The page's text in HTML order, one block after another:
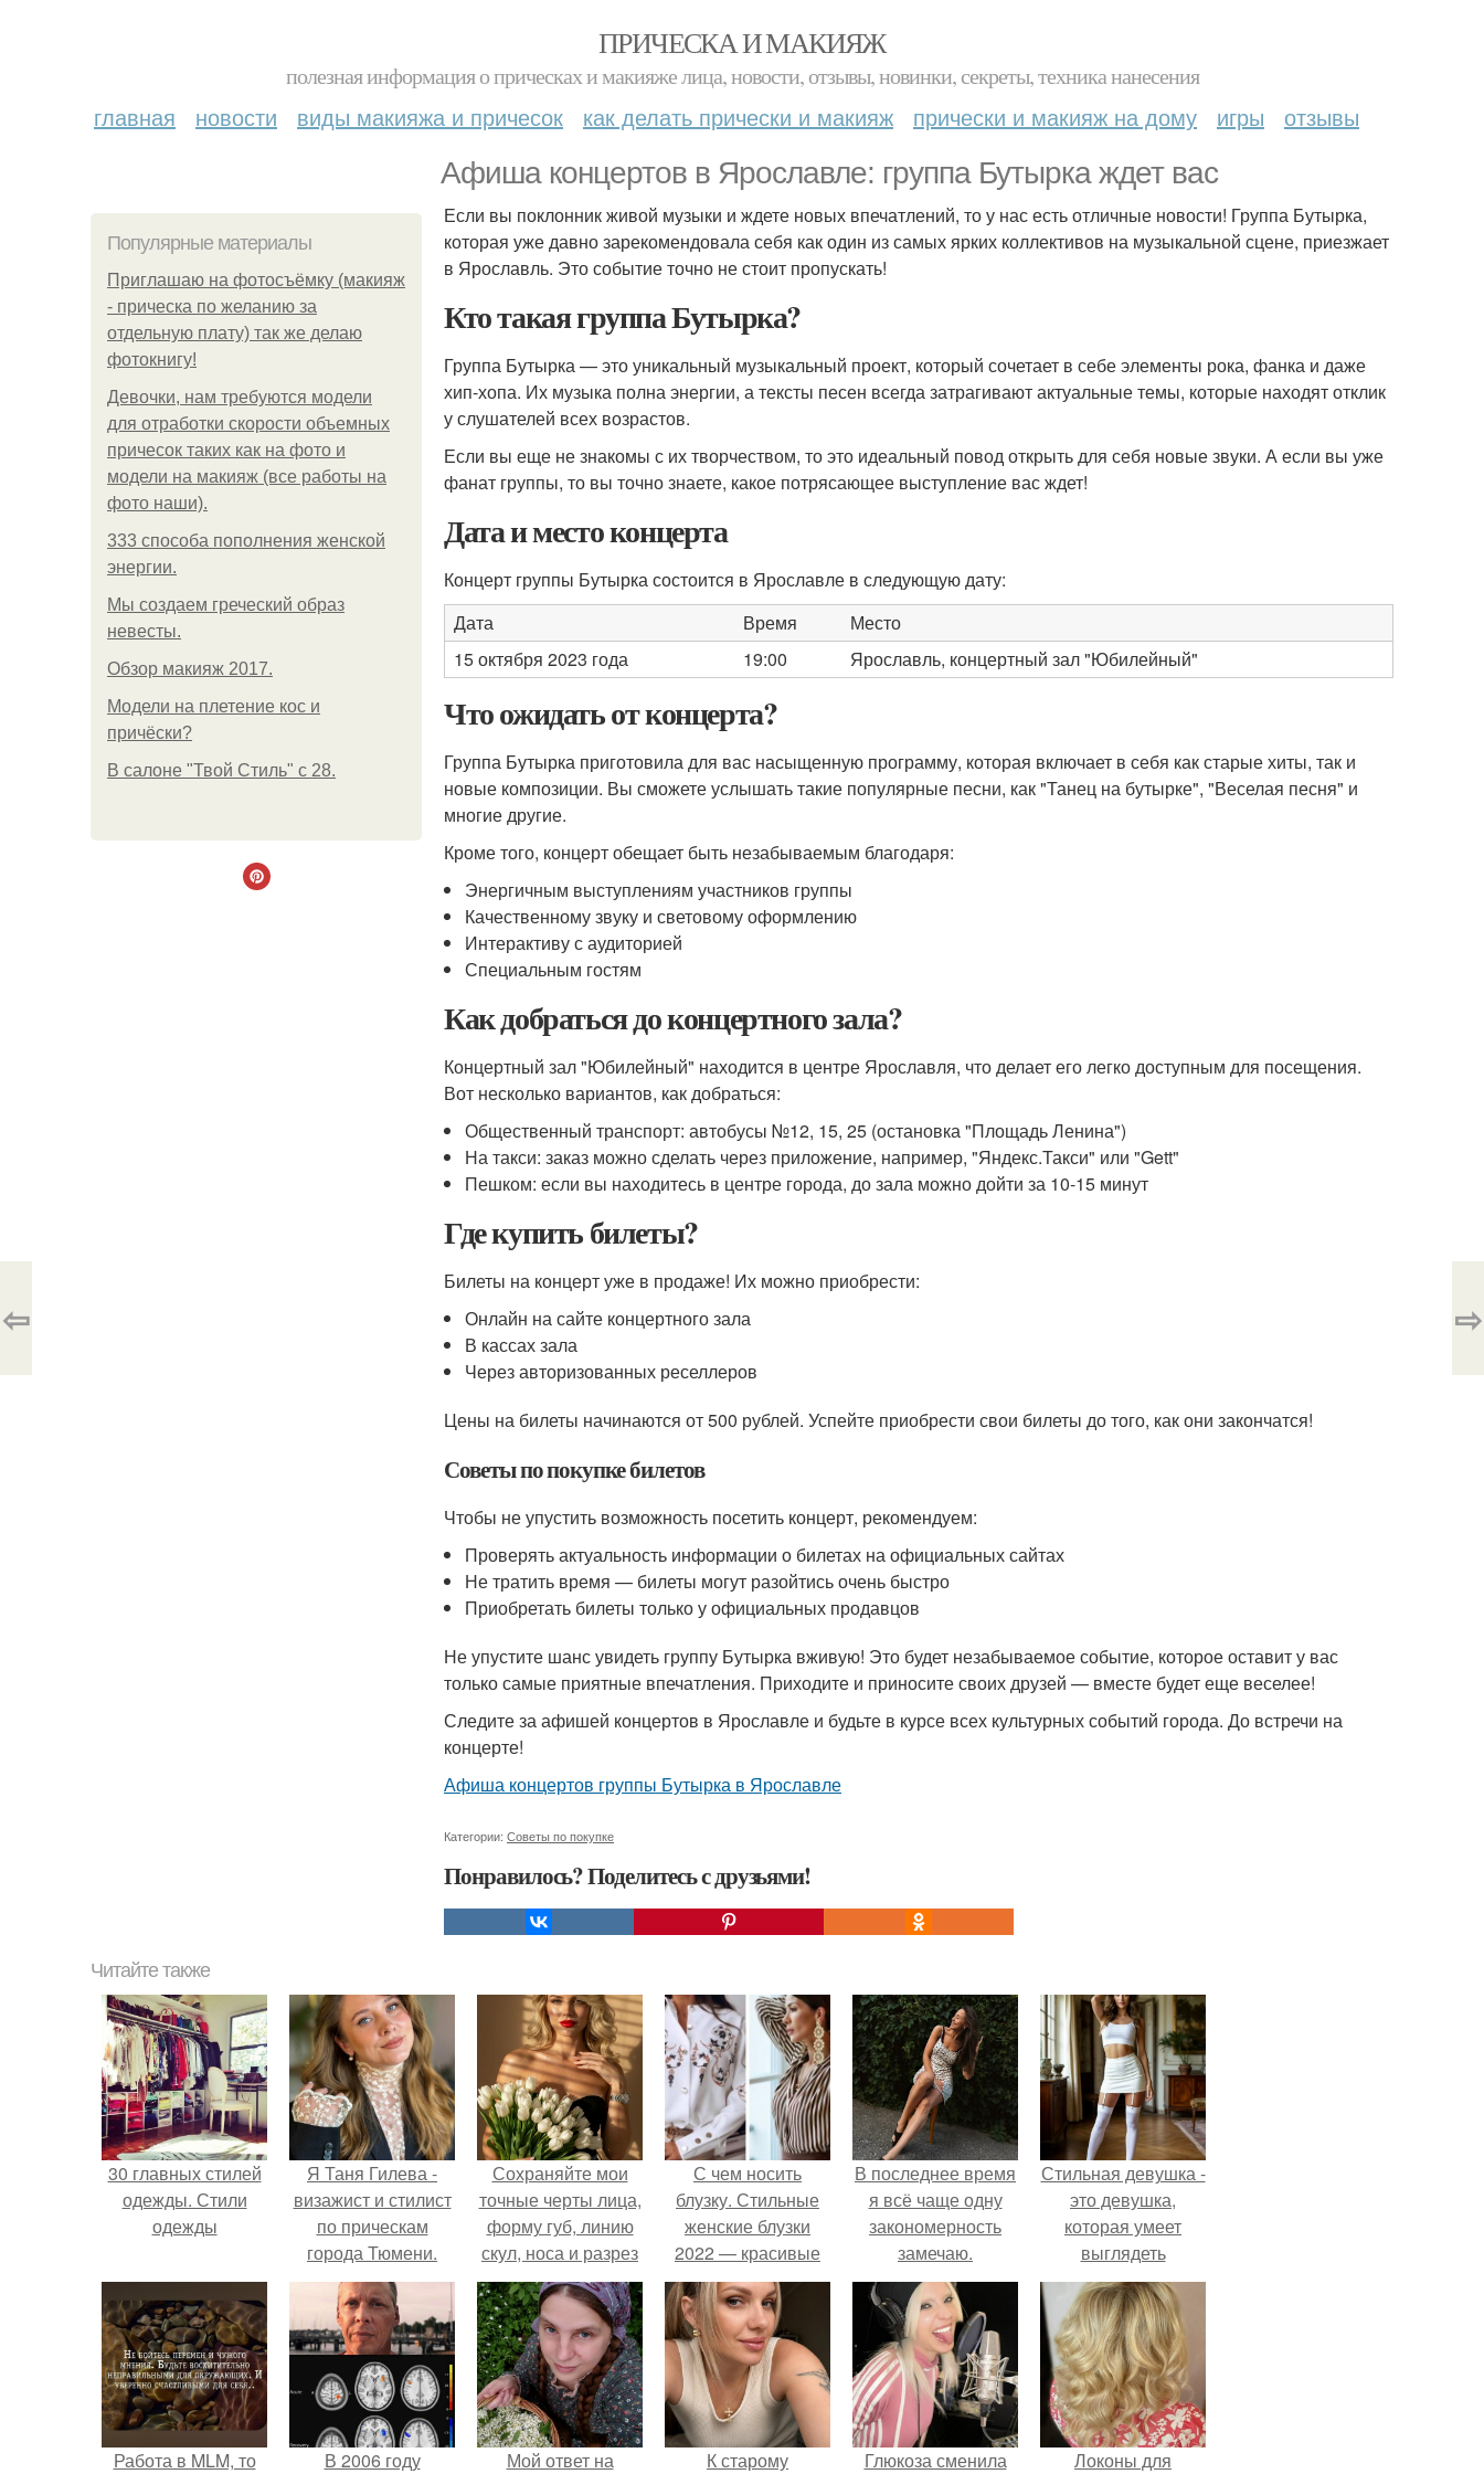
ПРИЧЕСКА И МАКИЯЖ
полезная информация о прическах и макияже лица, новости, отзывы, новинки, секреты, техника нанесения
главная новости виды макияжа и причесок как делать прически и макияж прически и макияж на дому игры отзывы
Афиша концертов в Ярославле: группа Бутырка ждет вас
Популярные материалы
Приглашаю на фотосъёмку (макияж
- прическа по желанию за
отдельную плату) так же делаю
фотокнигу!
Девочки, нам требуются модели
для отработки скорости объемных
причесок таких как на фото и
модели на макияж (все работы на
фото наши).
333 способа пополнения женской
энергии.
Мы создаем греческий образ
невесты.
Обзор макияж 2017.
Модели на плетение кос и
причёски?
В салоне "Твой Стиль" с 28.
Если вы поклонник живой музыки и ждете новых впечатлений, то у нас есть отличные новости! Группа Бутырка,
которая уже давно зарекомендовала себя как один из самых ярких коллективов на музыкальной сцене, приезжает
в Ярославль. Это событие точно не стоит пропускать!
Кто такая группа Бутырка?
Группа Бутырка — это уникальный музыкальный проект, который сочетает в себе элементы рока, фанка и даже
хип-хопа. Их музыка полна энергии, а тексты песен всегда затрагивают актуальные темы, которые находят отклик
у слушателей всех возрастов.
Если вы еще не знакомы с их творчеством, то это идеальный повод открыть для себя новые звуки. А если вы уже
фанат группы, то вы точно знаете, какое потрясающее выступление вас ждет!
Дата и место концерта
Концерт группы Бутырка состоится в Ярославле в следующую дату:
Дата
Время
Место
15 октября 2023 года
19:00 Ярославль, концертный зал "Юбилейный"
Что ожидать от концерта?
Группа Бутырка приготовила для вас насыщенную программу, которая включает в себя как старые хиты, так и
новые композиции. Вы сможете услышать такие популярные песни, как "Танец на бутырке", "Веселая песня" и
многие другие.
Кроме того, концерт обещает быть незабываемым благодаря:
Энергичным выступлениям участников группы
Качественному звуку и световому оформлению
Интерактиву с аудиторией
Специальным гостям
Как добраться до концертного зала?
Концертный зал "Юбилейный" находится в центре Ярославля, что делает его легко доступным для посещения.
Вот несколько вариантов, как добраться:
Общественный транспорт: автобусы №12, 15, 25 (остановка "Площадь Ленина")
На такси: заказ можно сделать через приложение, например, "Яндекс.Такси" или "Gett"
Пешком: если вы находитесь в центре города, до зала можно дойти за 10-15 минут
Где купить билеты?
Билеты на концерт уже в продаже! Их можно приобрести:
Онлайн на сайте концертного зала
В кассах зала
Через авторизованных реселлеров
Цены на билеты начинаются от 500 рублей. Успейте приобрести свои билеты до того, как они закончатся!
Советы по покупке билетов
Чтобы не упустить возможность посетить концерт, рекомендуем:
Проверять актуальность информации о билетах на официальных сайтах
Не тратить время — билеты могут разойтись очень быстро
Приобретать билеты только у официальных продавцов
Не упустите шанс увидеть группу Бутырка вживую! Это будет незабываемое событие, которое оставит у вас
только самые приятные впечатления. Приходите и приносите своих друзей — вместе будет еще веселее!
Следите за афишей концертов в Ярославле и будьте в курсе всех культурных событий города. До встречи на
концерте!
Афиша концертов группы Бутырка в Ярославле
Категории: Советы по покупке
Понравилось? Поделитесь с друзьями!
⇦ ⇨
Читайте также
30 главных стилей
одежды. Стили
одежды
Я Таня Гилева -
визажист и стилист
по прическам
города Тюмени.
Сохраняйте мои
точные черты лица,
форму губ, линию
скул, носа и разрез
глаз.
С чем носить
блузку. Стильные
женские блузки
2022 — красивые
новинки
В последнее время
я всё чаще одну
закономерность
замечаю.
Стильная девушка -
это девушка,
которая умеет
выглядеть
привлекательно и
элегантно в любои
ситуации.
Работа в MLM, то В 2006 году Мой ответ на К старому Глюкоза сменила Локоны для